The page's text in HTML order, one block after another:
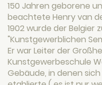
150 Jahren geborene
beachtete Henry van
1902 wurde der Belgier
"Kunstgewerblichen
Er war Leiter der
Kunstgewerbeschule
Gebäude, in denen sich